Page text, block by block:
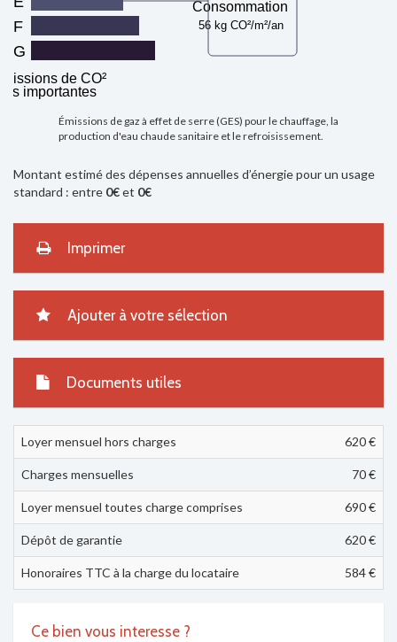
Consommation
56 kg CO²/m²/an
F
G
de CO²
importantes
Émissions de gaz à effet de serre (GES) pour le chauffage, la
production d'eau chaude sanitaire et le refroisissement.
Montant estimé des dépenses annuelles d’énergie pour un usage
standard : entre 0€et 0€
Imprimer
Ajouter à votre sélection
Documents utiles
Loyer mensuel hors charges 620 €
Charges mensuelles 70 €
Loyer mensuel toutes charge comprises 690€
Dépôt de garantie 620 €
Honoraires TTC à la charge du locataire 584 €
Ce bien vous interesse ?